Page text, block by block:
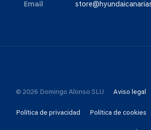
Email
© 2026 Domingo Alonso SLU Aviso legal
Política de privacidad Política de cookies